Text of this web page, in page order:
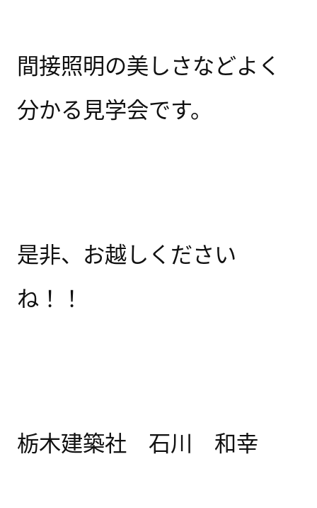
間接照明の美しさなどよく
分かる見学会です。
是非、お越しください
ね！！
栃木建築社 石川 和幸